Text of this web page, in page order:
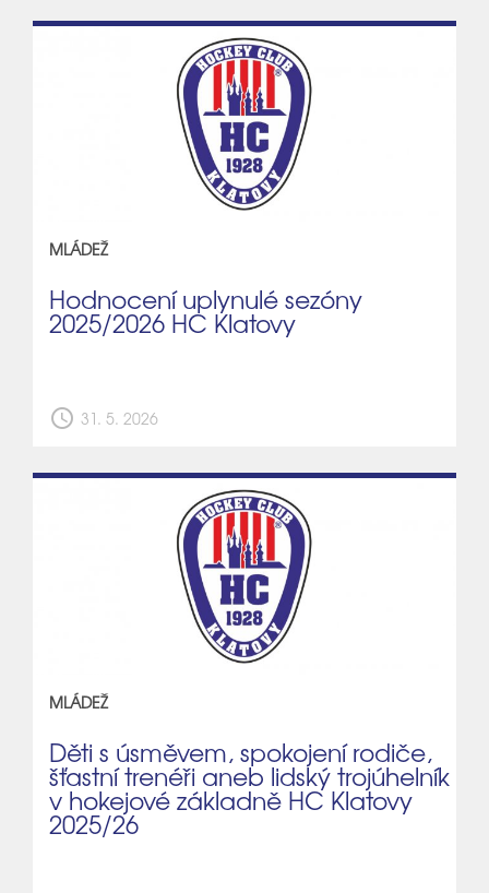
MLÁDEŽ
Hodnocení uplynulé sezóny
2025/2026 HC Klatovy
schedule 31. 5. 2026
MLÁDEŽ
Děti s úsměvem, spokojení rodiče,
šťastní trenéři aneb lidský trojúhelník
v hokejové základně HC Klatovy
2025/26